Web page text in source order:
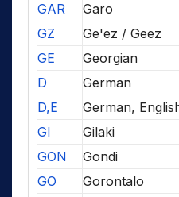
GAR
Garo
GZ
Ge'ez / Geez
GE
Georgian
D
German
D,E
German,
GI
Gilaki
GON
Gondi
GO
Gorontalo